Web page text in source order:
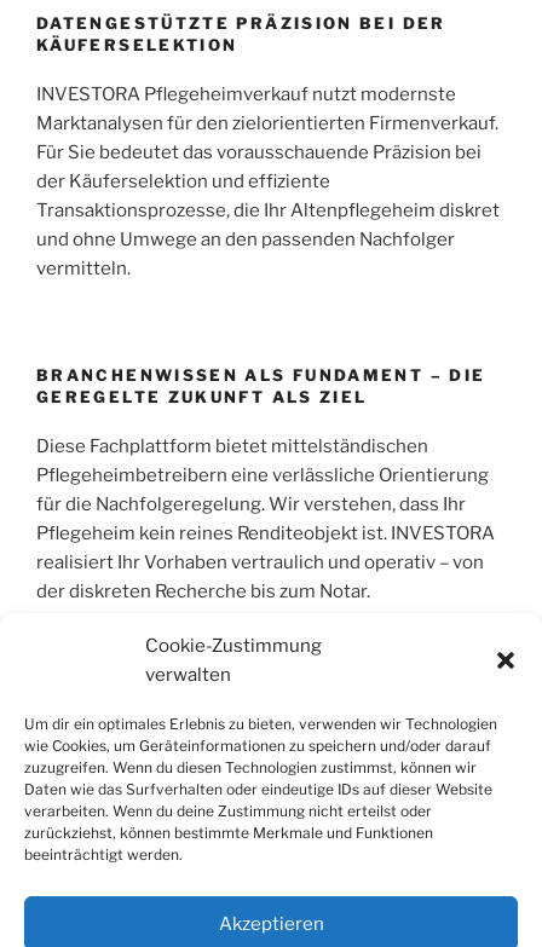
Cookie-Zustimmung
verwalten
Um dir ein optimales Erlebnis zu bieten, verwenden wir Technologien
wie Cookies, um Geräteinformationen zu speichern und/oder darauf
zuzugreifen. Wenn du diesen Technologien zustimmst, können wir
Daten wie das Surfverhalten oder eindeutige IDs auf dieser Website
verarbeiten. Wenn du deine Zustimmung nicht erteilst oder
zurückziehst, können bestimmte Merkmale und Funktionen
beeinträchtigt werden.
Akzeptieren
DATENGESTÜTZTE PRÄZISION BEI DER
KÄUFERSELEKTION
INVESTORA Pflegeheimverkauf nutzt modernste
Marktanalysen für den zielorientierten Firmenverkauf.
Für Sie bedeutet das vorausschauende Präzision bei
der Käuferselektion und effiziente
Transaktionsprozesse, die Ihr Altenpflegeheim diskret
und ohne Umwege an den passenden Nachfolger
vermitteln.
BRANCHENWISSEN ALS FUNDAMENT – DIE
GEREGELTE ZUKUNFT ALS ZIEL
Diese Fachplattform bietet mittelständischen
Pflegeheimbetreibern eine verlässliche Orientierung
für die Nachfolgeregelung. Wir verstehen, dass Ihr
Pflegeheim kein reines Renditeobjekt ist. INVESTORA
realisiert Ihr Vorhaben vertraulich und operativ – von
der diskreten Recherche bis zum Notar.
GMBH & CO. KG. ALLE RECHTE VORBEHALT
Alle Informationen wurden sorgfältig
zusammengestellt, jedoch wird jegliche Haftung für
Richtigkeit und Vollständigkeit ausgeschlossen. Die
Inhalte dienen der allgemeinen Information und stellen
keine individuelle Fachberatung.